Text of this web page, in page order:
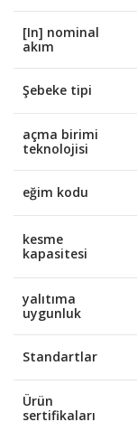
[In] nominal
akım
Şebeke tipi
açma birimi
teknolojisi
eğim kodu
kesme
kapasitesi
yalıtıma
uygunluk
Standartlar
Ürün
sertifikaları